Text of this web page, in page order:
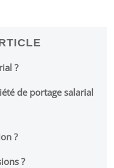
?
de portage salarial
?
?